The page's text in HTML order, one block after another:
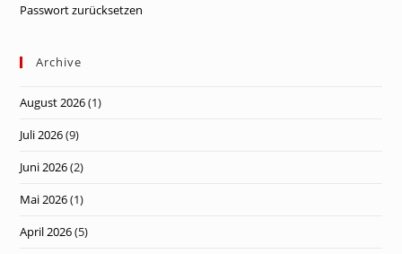
Passwort zurücksetzen
Archive
August 2026(1)
Juli 2026(9)
Juni 2026(2)
Mai 2026(1)
April 2026(5)